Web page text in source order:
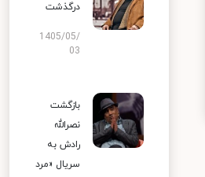
درگذشت
1405/05/
03
بازگشت
نصرالله
رادش به
سریال «مرد